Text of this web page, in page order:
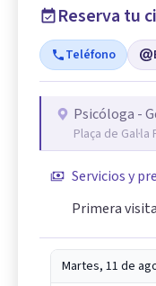
Reserva tu
Teléfono
Plaça de
Servicios y
Primera
Martes, 11 de